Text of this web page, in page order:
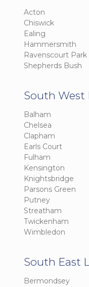
Acton
Chiswick
Ealing
Hammersmith
Ravenscourt Park
Shepherds Bush
South West
Balham
Chelsea
Clapham
Earls Court
Fulham
Kensington
Knightsbridge
Parsons Green
Putney
Streatham
Twickenham
Wimbledon
South East
Bermondsey